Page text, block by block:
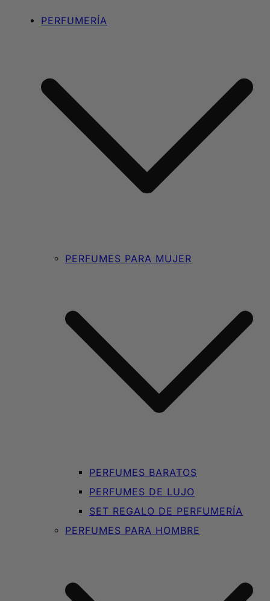
PERFUMERÍA
PERFUMES PARA MUJER
PERFUMES BARATOS
PERFUMES DE LUJO
SET REGALO DE PERFUMERÍA
PERFUMES PARA HOMBRE